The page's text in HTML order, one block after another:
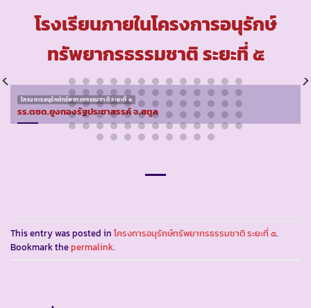
โรงเรียนภายในโครงการอนุรักษ์
ทรัพยากรธรรมชาติ ระยะที่ ๕
โครงการอนุรักษ์ทรัพยากรธรรมชาติ ระยะที่ ๕
รร.ตชด.ยูงทองรัฐประชาสรรค์ จ.สตูล
This entry was posted in โครงการอนุรักษ์ทรัพยากรธรรมชาติ ระยะที่ ๕.
Bookmark thepermalink.